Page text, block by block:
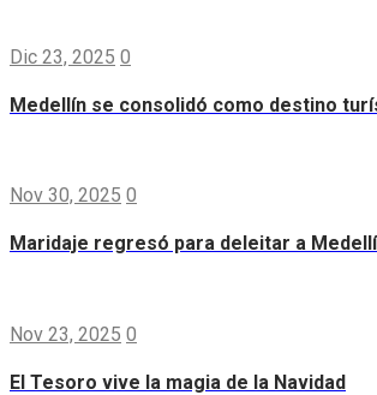
Dic 23, 2025 0
Medellín se consolidó como destino
Nov 30, 2025 0
Maridaje regresó para deleitar a
Nov 23, 2025 0
El Tesoro vive la magia de la Navidad